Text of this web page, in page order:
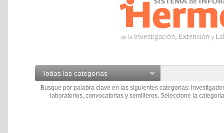
Todas las categorías
Busque por palabra clave en las siguientes categorías:
laboratorios, convocatorias y semilleros. Seleccione la